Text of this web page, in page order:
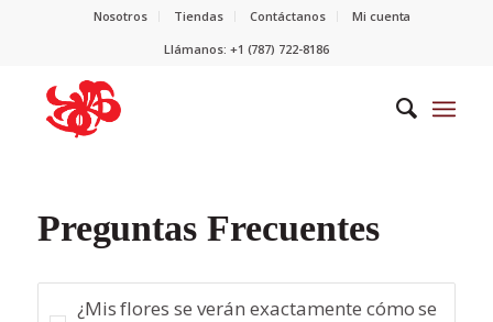
Nosotros Tiendas Contáctanos
Mi cuenta
Llámanos: +1 (787) 722-8186
Preguntas Frecuentes
¿Mis flores se verán exactamente cómo se